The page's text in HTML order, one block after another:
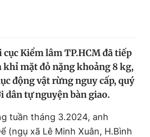
Tin 360
Magazine
cục Kiểm lâm TP.HCM đã tiếp
khỉ mặt đỏ nặng khoảng 8 kg,
động vật rừng nguy cấp, quý
dân tự nguyện bàn giao.
tuần tháng 3.2024, anh
(ngụ xã Lê Minh Xuân, H.Bình